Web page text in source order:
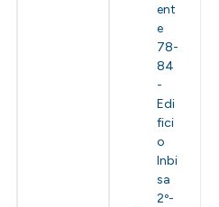
ent
e
78-
84
-
Edi
fici
o
Inbi
sa
2º-